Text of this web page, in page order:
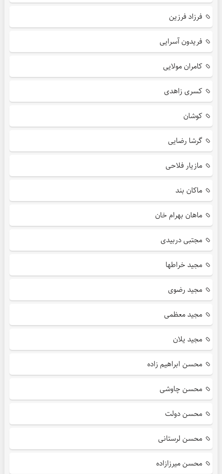
فرزاد فرزین
فریدون آسرایی
کامران مولایی
کسری زاهدی
کوشان
گرشا رضایی
مازیار فلاحی
ماکان بند
ماهان بهرام خان
مجتبی دربیدی
مجید خراطها
مجید رضوی
مجید معظمی
مجید یلان
محسن ابراهیم زاده
محسن چاوشی
محسن دولت
محسن لرستانی
محسن میرزازاده